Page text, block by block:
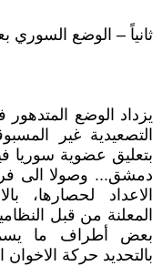
ثانياً – الوضع السوري
يزداد الوضع
التصعيدية غير
بتعليق عضوية سوريا
دمشق... وصولا الى
الاعداد لحصارها،
المعلنة من قبل
بعض أطراف ما يسمى
بالتحديد حركة